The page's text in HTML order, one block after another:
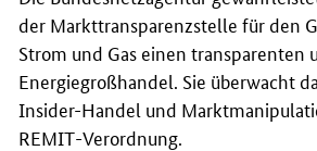
der Markttransparenzstelle für den
Strom und Gas einen transparenten
Energiegroßhandel. Sie überwacht
Insider-Handel und
REMIT-Verordnung.